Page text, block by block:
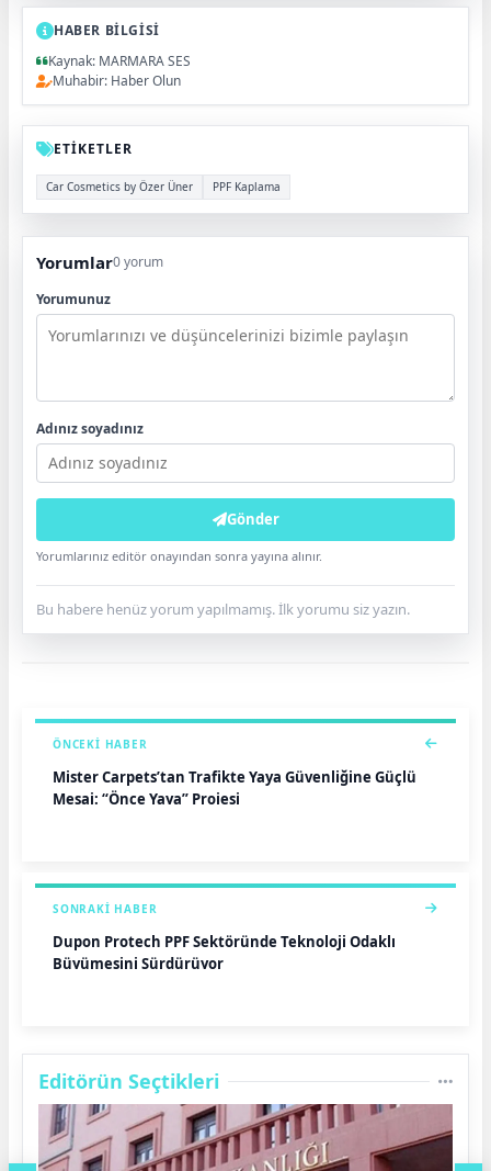
HABER BİLGİSİ
Kaynak: MARMARA SES
Muhabir: Haber Olun
ETİKETLER
Car Cosmetics by Özer Üner PPF Kaplama
Yorumlar0 yorum
Yorumunuz
Adınız soyadınız
Gönder
Yorumlarınız editör onayından sonra yayına alınır.
Bu habere henüz yorum yapılmamış. İlk yorumu siz yazın.
ÖNCEKI HABER
Mister Carpets’tan Trafikte Yaya Güvenliğine Güçlü
Mesaj: “Önce Yaya” Projesi
SONRAKI HABER
Dupon Protech PPF Sektöründe Teknoloji Odaklı
Büyümesini Sürdürüyor
Editörün Seçtikleri